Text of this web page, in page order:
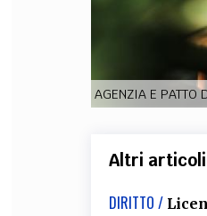
AGENZIA E PATTO
Altri
DIRITTO /